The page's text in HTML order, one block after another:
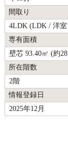
間取り
4LDK (LDK / 洋
専有面積
壁芯 93.40㎡ (約
所在階数
2階
情報登録日
2025年12月